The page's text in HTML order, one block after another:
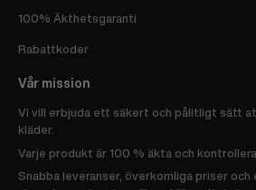
100% Äkthetsgaranti
Rabattkoder
Vår mission
Vi vill erbjuda ett säkert och pålitligt sätt
kläder.
Varje produkt är 100 % äkta och
Snabba leveranser, överkomliga priser och